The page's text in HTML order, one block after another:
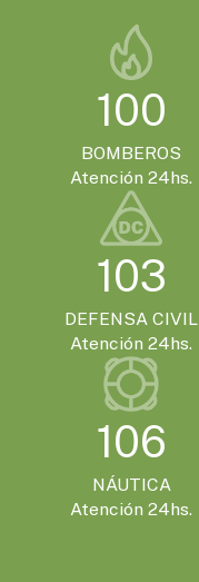
100
BOMBEROS
Atención 24hs.
103
DEFENSA CIVIL
Atención 24hs.
106
NÁUTICA
Atención 24hs.